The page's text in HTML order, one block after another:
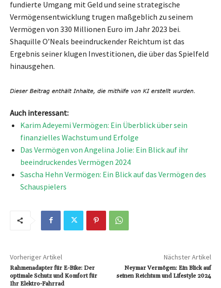
fundierte Umgang mit Geld und seine strategische
Vermögensentwicklung trugen maßgeblich zu seinem
Vermögen von 330 Millionen Euro im Jahr 2023 bei.
Shaquille O’Neals beeindruckender Reichtum ist das
Ergebnis seiner klugen Investitionen, die über das Spielfeld
hinausgehen.
Auch interessant:
Karim Adeyemi Vermögen: Ein Überblick über sein
finanzielles Wachstum und Erfolge
Das Vermögen von Angelina Jolie: Ein Blick auf ihr
beeindruckendes Vermögen 2024
Sascha Hehn Vermögen: Ein Blick auf das Vermögen des
Schauspielers
Vorheriger Artikel
Rahmenadapter für E-Bike: Der
optimale Schutz und Komfort für
Ihr Elektro-Fahrrad
Nächster Artikel
Neymar Vermögen: Ein Blick auf
seinen Reichtum und Lifestyle 2024